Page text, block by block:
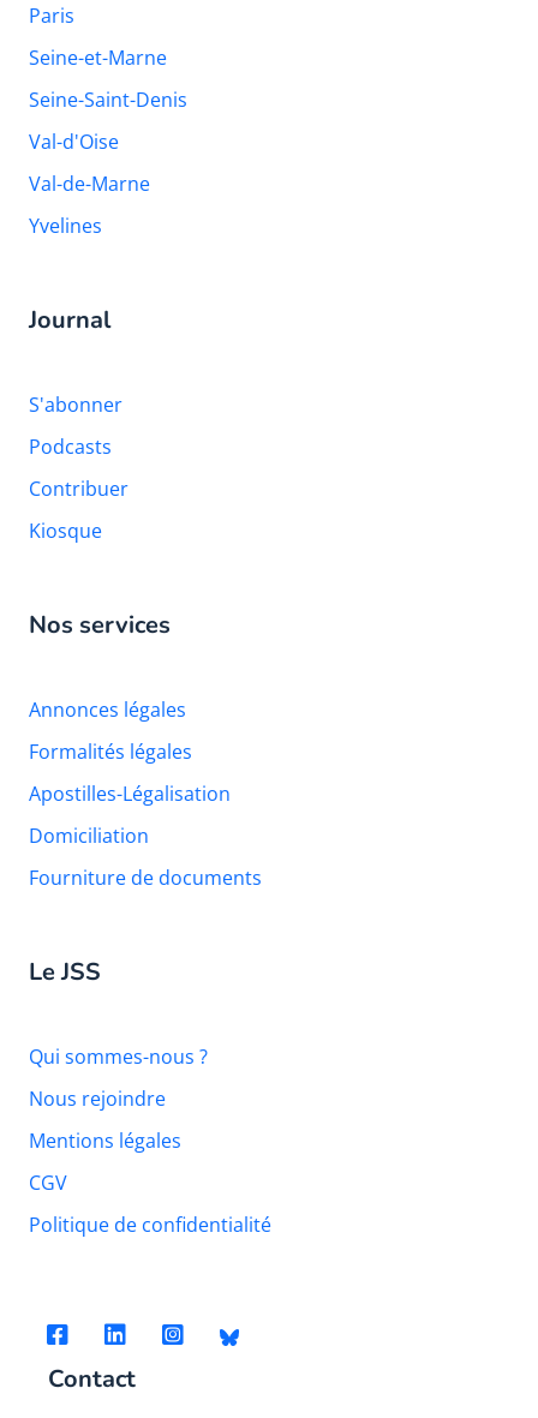
Paris
Seine-et-Marne
Seine-Saint-Denis
Val-d'Oise
Val-de-Marne
Yvelines
Journal
S'abonner
Podcasts
Contribuer
Kiosque
Nos services
Annonces légales
Formalités légales
Apostilles-Légalisation
Domiciliation
Fourniture de documents
Le JSS
Qui sommes-nous ?
Nous rejoindre
Mentions légales
CGV
Politique de confidentialité
Contact